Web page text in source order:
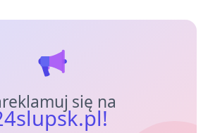
się na